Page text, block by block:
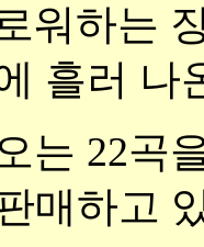
워하는
흘러 나
는 22곡
매하고